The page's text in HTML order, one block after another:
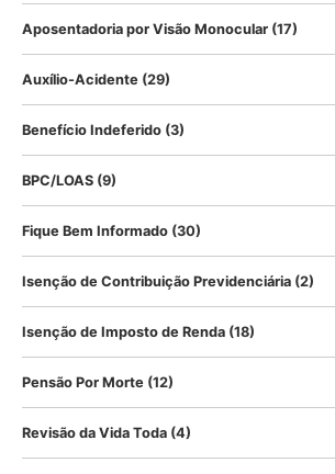
Aposentadoria por Visão Monocular (17)
Auxílio-Acidente (29)
Benefício Indeferido (3)
BPC/LOAS (9)
Fique Bem Informado (30)
Isenção de Contribuição Previdenciária (2)
Isenção de Imposto de Renda (18)
Pensão Por Morte (12)
Revisão da Vida Toda (4)